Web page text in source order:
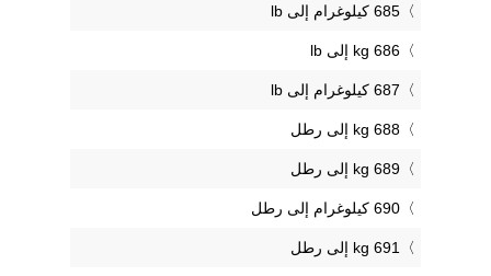
685 كيلوغرام إلى lb
686 kg إلى lb
687 كيلوغرام إلى lb
688 kg إلى رطل
689 kg إلى رطل
690 كيلوغرام إلى رطل
691 kg إلى رطل